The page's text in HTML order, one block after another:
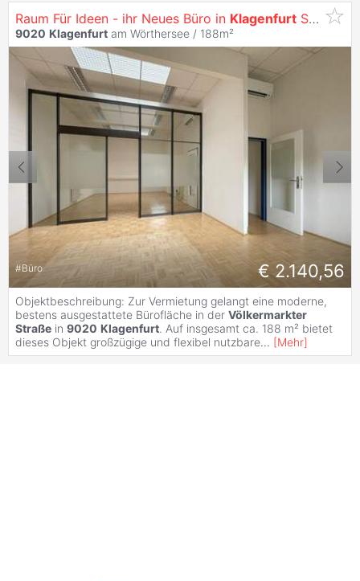
Raum Für Ideen - ihr Neues Büro in Klagenfurt Samt Lagermöglichkeit
9020 Klagenfurt am Wörthersee / 188m²
#Büro € 2.140,56
Objektbeschreibung: Zur Vermietung gelangt eine moderne,
bestens ausgestattete Bürofläche in der Völkermarkter
Straße in 9020 Klagenfurt. Auf insgesamt ca. 188 m² bietet
dieses Objekt großzügige und flexibel nutzbare... [Mehr]